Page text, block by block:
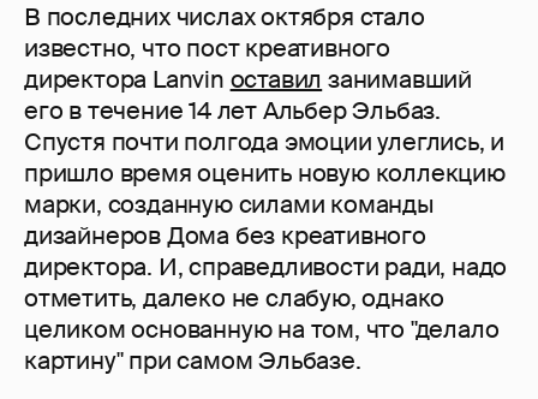
В последних числах октября стало
известно, что пост креативного
директора Lanvin оставил занимавший
его в течение 14 лет Альбер Эльбаз.
Спустя почти полгода эмоции улеглись, и
пришло время оценить новую коллекцию
марки, созданную силами команды
дизайнеров Дома без креативного
директора. И, справедливости ради, надо
отметить, далеко не слабую, однако
целиком основанную на том, что "делало
картину" при самом Эльбазе.